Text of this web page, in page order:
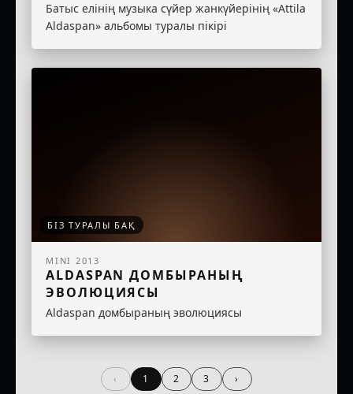
Батыс елінің музыка сүйер жанкүйерінің «Attila
Aldaspan» альбомы туралы пікірі
БІЗ ТУРАЛЫ БАҚ
MINI 2013
ALDASPAN ДОМБЫРАНЫҢ
ЭВОЛЮЦИЯСЫ
Aldaspan домбыраның эволюциясы
‹ 1 2 3 ›